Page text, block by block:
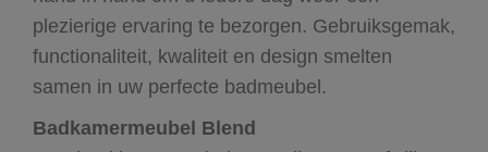
plezierige ervaring te bezorgen. Gebruiksgemak,
functionaliteit, kwaliteit en design smelten
samen in uw perfecte badmeubel.
Badkamermeubel Blend